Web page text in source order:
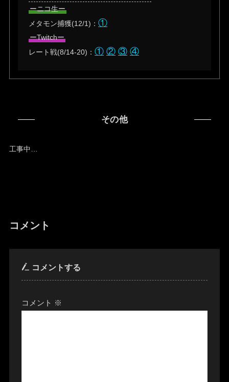
ーニコ生ー
メタモン捕獲(12/1)：①
ーTwitchー
レート戦(8/14-20)：① ② ③ ④
その他
工事中…
コメント
コメントする
コメント ※